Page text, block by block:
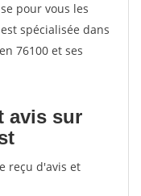
pour vous les
spécialisée dans
76100 et ses
avis sur
reçu d'avis et